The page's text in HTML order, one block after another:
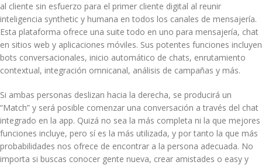
al cliente sin esfuerzo para el primer cliente digital al reunir
inteligencia synthetic y humana en todos los canales de mensajería.
Esta plataforma ofrece una suite todo en uno para mensajería, chat
en sitios web y aplicaciones móviles. Sus potentes funciones incluyen
bots conversacionales, inicio automático de chats, enrutamiento
contextual, integración omnicanal, análisis de campañas y más.
Si ambas personas deslizan hacia la derecha, se producirá un
“Match” y será posible comenzar una conversación a través del chat
integrado en la app. Quizá no sea la más completa ni la que mejores
funciones incluye, pero sí es la más utilizada, y por tanto la que más
probabilidades nos ofrece de encontrar a la persona adecuada. No
importa si buscas conocer gente nueva, crear amistades o easy y